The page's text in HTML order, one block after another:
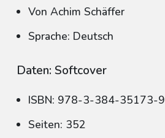
Von Achim Schäffer
Sprache: Deutsch
Daten: Softcover
ISBN: 978-3-384-35173-9
Seiten: 352